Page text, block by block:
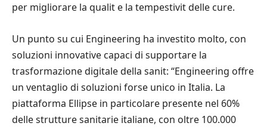
per migliorare la qualit e la tempestivit delle cure.
Un punto su cui Engineering ha investito molto, con
soluzioni innovative capaci di supportare la
trasformazione digitale della sanit: “Engineering offre
un ventaglio di soluzioni forse unico in Italia. La
piattaforma Ellipse in particolare presente nel 60%
delle strutture sanitarie italiane, con oltre 100.000